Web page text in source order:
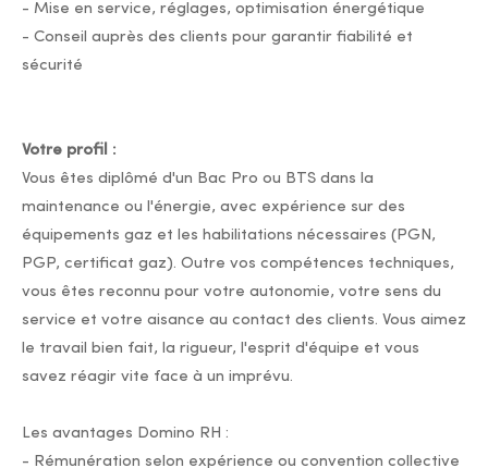
- Mise en service, réglages, optimisation énergétique
- Conseil auprès des clients pour garantir fiabilité et
sécurité
Votre profil :
Vous êtes diplômé d'un Bac Pro ou BTS dans la
maintenance ou l'énergie, avec expérience sur des
équipements gaz et les habilitations nécessaires (PGN,
PGP, certificat gaz). Outre vos compétences techniques,
vous êtes reconnu pour votre autonomie, votre sens du
service et votre aisance au contact des clients. Vous aimez
le travail bien fait, la rigueur, l'esprit d'équipe et vous
savez réagir vite face à un imprévu.
Les avantages Domino RH :
- Rémunération selon expérience ou convention collective